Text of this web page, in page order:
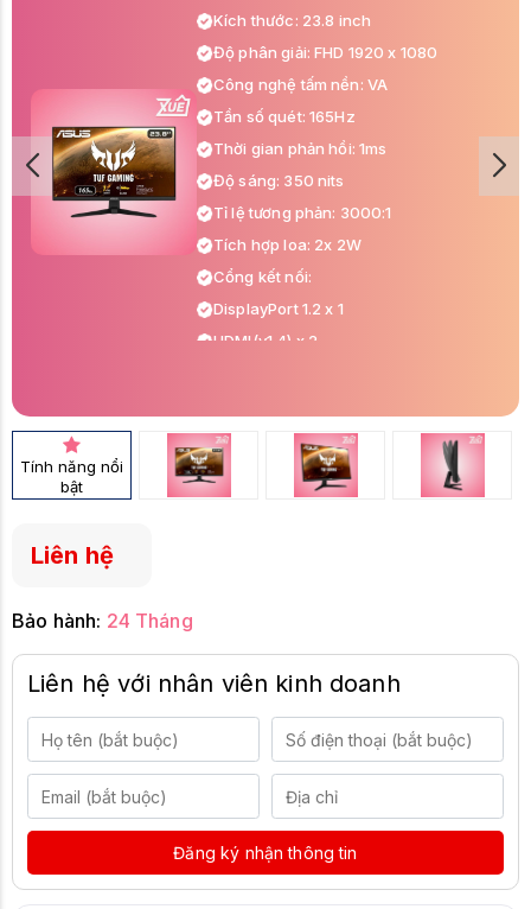
Kích thước: 23.8 inch
Độ phân giải: FHD 1920 x 1080
Công nghệ tấm nền: VA
Tần số quét: 165Hz
Thời gian phản hồi: 1ms
Độ sáng: 350 nits
Tỉ lệ tương phản: 3000:1
Tích hợp loa: 2x 2W
Cổng kết nối:
DisplayPort 1.2 x 1
HDMI(v1.4) x 2
Tính năng nổi
bật
Liên hệ
Bảo hành: 24 Tháng
Liên hệ với nhân viên kinh doanh
Đăng ký nhận thông tin